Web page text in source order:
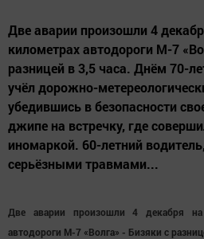
Две аварии произошли 4
километрах автодороги М-7
разницей в 3,5 часа. Днём 70-
учёл дорожно-
убедившись в безопасности
джипе на встречку, где
иномаркой. 60-летний
серьёзными травмами...
Две аварии произошли 4 декабря
автодороги М-7 «Волга» - Бизяки с